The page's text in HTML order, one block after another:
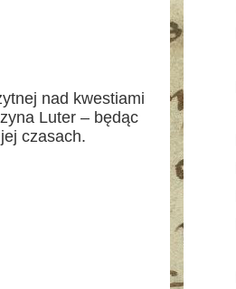
nad kwestiami
Luter – będąc
czasach.